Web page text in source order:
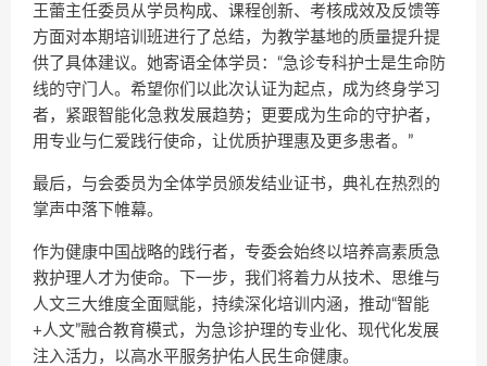
王蕾主任委员从学员构成、课程创新、考核成效及反馈等
方面对本期培训班进行了总结，为教学基地的质量提升提
供了具体建议。她寄语全体学员：“急诊专科护士是生命防
线的守门人。希望你们以此次认证为起点，成为终身学习
者，紧跟智能化急救发展趋势；更要成为生命的守护者，
用专业与仁爱践行使命，让优质护理惠及更多患者。”
最后，与会委员为全体学员颁发结业证书，典礼在热烈的
掌声中落下帷幕。
作为健康中国战略的践行者，专委会始终以培养高素质急
救护理人才为使命。下一步，我们将着力从技术、思维与
人文三大维度全面赋能，持续深化培训内涵，推动“智能
+人文”融合教育模式，为急诊护理的专业化、现代化发展
注入活力，以高水平服务护佑人民生命健康。